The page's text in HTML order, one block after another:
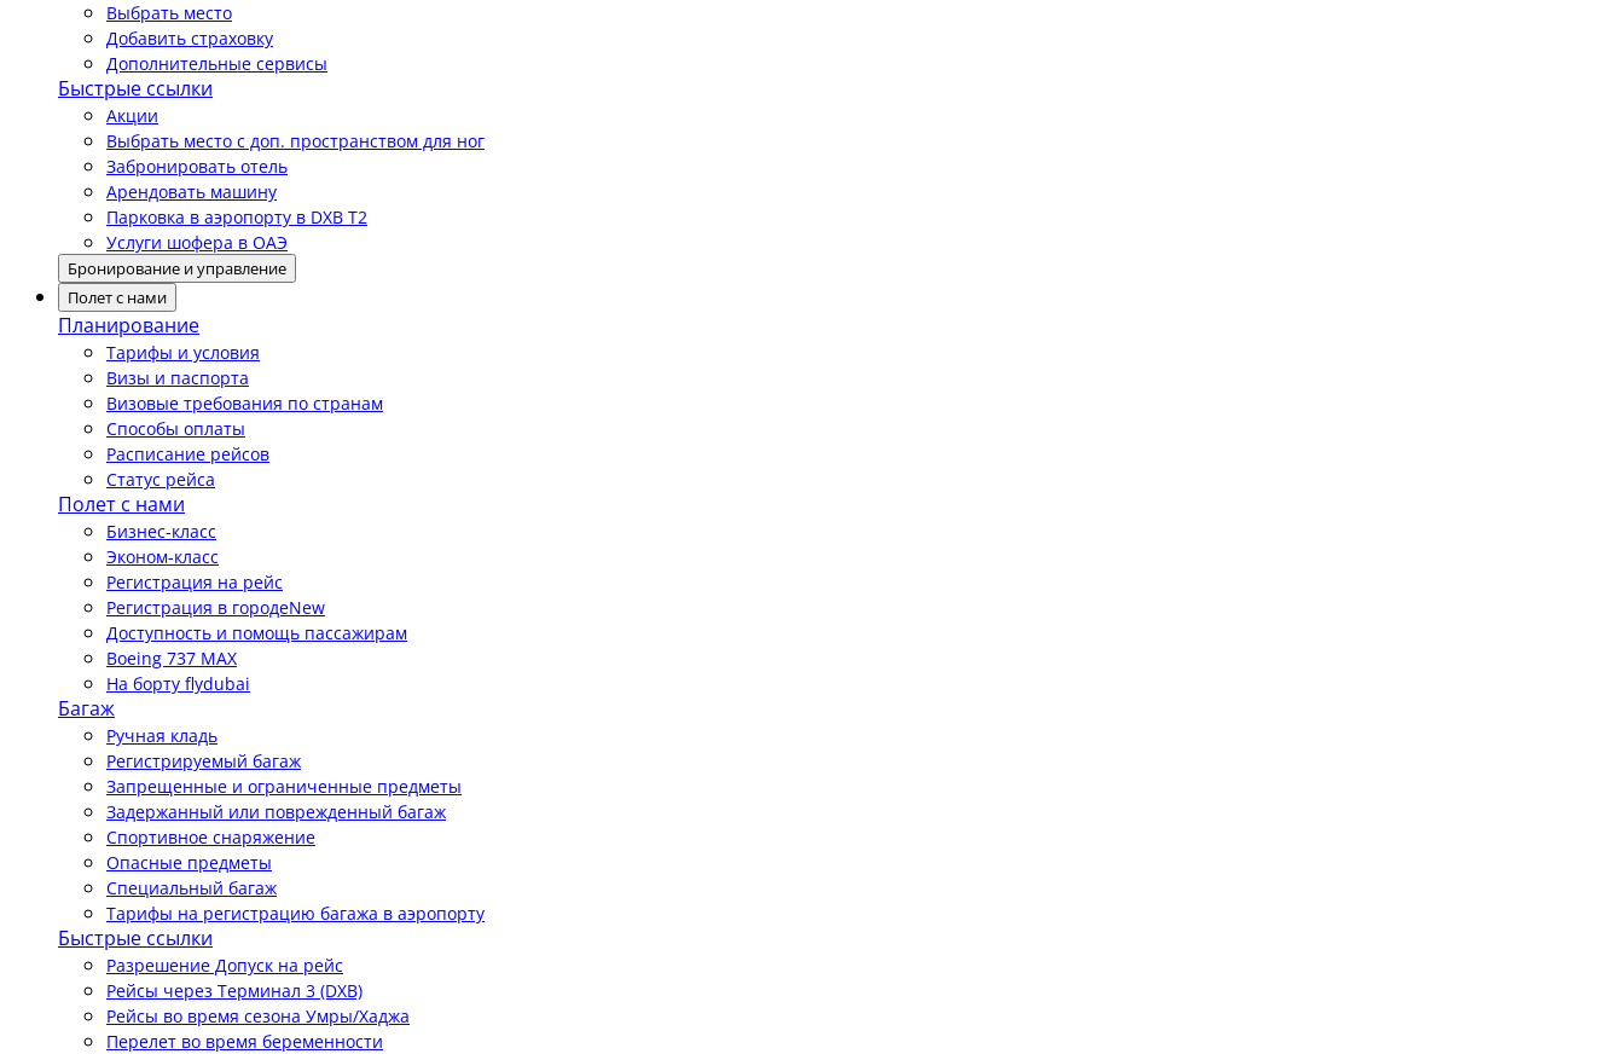
Выбрать место
Добавить страховку
Дополнительные сервисы
Быстрые ссылки
Акции
Выбрать место с доп. пространством для ног
Забронировать отель
Арендовать машину
Парковка в аэропорту в DXB T2
Услуги шофера в ОАЭ
Бронирование и управление
Полет с нами
Планирование
Тарифы и условия
Визы и паспорта
Визовые требования по странам
Способы оплаты
Расписание рейсов
Статус рейса
Полет с нами
Бизнес-класс
Эконом-класс
Регистрация на рейс
Регистрация в городеNew
Доступность и помощь пассажирам
Boeing 737 MAX
На борту flydubai
Багаж
Ручная кладь
Регистрируемый багаж
Запрещенные и ограниченные предметы
Задержанный или поврежденный багаж
Спортивное снаряжение
Опасные предметы
Специальный багаж
Тарифы на регистрацию багажа в аэропорту
Быстрые ссылки
Разрешение Допуск на рейс
Рейсы через Терминал 3 (DXB)
Рейсы во время сезона Умры/Хаджа
Перелет во время беременности